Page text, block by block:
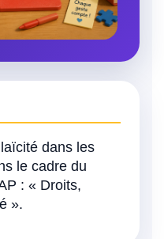
dans les
le cadre du
: « Droits,
».